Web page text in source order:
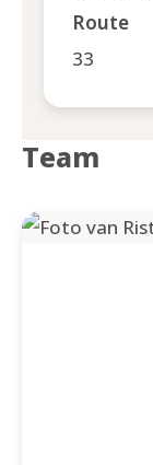
Route
33
Team